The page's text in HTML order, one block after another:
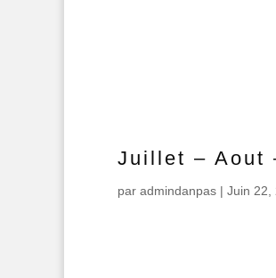
Juillet – Aout
par admindanpas | Juin 22,